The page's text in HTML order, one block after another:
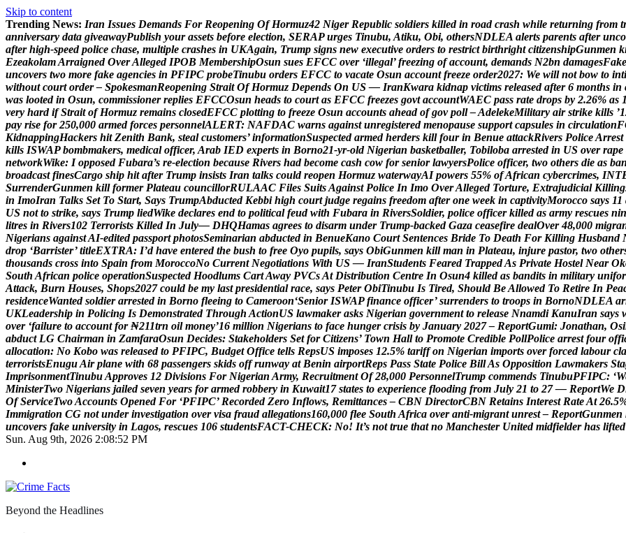
Skip to content
Trending News: Iran Issues Demands For Reopening Of Hormuz42 Niger Republic soldiers killed in road crash while returning from t
anniversary data giveawayPublish your assets before election, SERAP urges Tinubu, Atiku, Obi, othersNDLEA alerts parents after unco
after high-speed police chase, multiple crashes in UKAgain, Trump signs new executive orders to restrict birthright citizenshipGunmen k
EzeakolamArraigned OverAlleged IPOB MembershipOsun sues EFCC over ‘illegal’ freezing of account, demands N2bn damagesFake
uncovers two more fake agencies in PFIPC probeTinubu orders EFCC to vacate Osun account freeze order2027: We will not bow to inti
without court order – SpokesmanReopening Strait Of Hormuz Depends On US — IranKwara kidnap victims released after 6 months in
was looted in Osun, commissioner replies EFCCOsun heads to court as EFCC freezes govt accountWAEC pass rate drops by 2.26% as 1
very hard if Strait of Hormuz remains closedEFCC plotting to freeze Osun accounts ahead of gov poll –AdelekeMilitary air strike kills ’1
pay rise for 250,000 armed forces personnelALERT: NAFDAC warns against unregistered menopause support capsules in circulationF
KidnappingHackers hit Zenith Bank, steal customers’ informationSuspected armed herders kill four in Benue attackRivers PoliceArrest
kills ISWAP bombmakers, medical officer, Arab IED experts in Borno21-yr-old Nigerian basketballer, Tobiloba arrested in US over rape
networkWike: I opposed Fubara’s re-election because Rivers had become cash cow for senior lawyersPolice officer, two others die as ban
broadcast finesCargo ship hit after Trump insists Iran talks could reopen Hormuz waterwayAI powers 55% ofAfrican cybercrimes, INT
SurrenderGunmen kill former Plateau councillorRULAAC Files SuitsAgainst Police In Imo OverAlleged Torture, Extrajudicial Killing
in ImoIran Talks Set To Start, Says TrumpAbducted Kebbi high court judge regains freedom after one week in captivityMorocco says 11
US not to strike, says Trump liedWike declares end to political feud with Fubara in RiversSoldier, police officer killed as army rescues nin
litres in Rivers102 Terrorists Killed In July— DHQHamas agrees to disarm under Trump-backed Gaza ceasefire dealOver 48,000 migra
Nigerians againstAI-edited passport photosSeminarian abducted in BenueKano Court Sentences Bride To Death For Killing Husband
drop ‘Barrister’ titleEXTRA: I’d have entered the bush to free Oyo pupils, says ObiGunmen kill man in Plateau, injure pastor, two other
thousands cross into Spain from MoroccoNo Current Negotiations With US — IranStudents Feared TrappedAs Private Hostel Near Ok
South African police operationSuspected Hoodlums CartAway PVCsAt Distribution Centre In Osun4 killed as bandits in military unifor
Attack, Burn Houses, Shops2027 could be my last presidential race, says Peter ObiTinubu Is Tired, Should BeAllowed To Retire In Pea
residenceWanted soldier arrested in Borno fleeing to Cameroon‘Senior ISWAP finance officer’ surrenders to troops in BornoNDLEA ar
UKLeadership in Policing Is Demonstrated Through ActionUS lawmaker asks Nigerian government to release Nnamdi KanuIran says
over ‘failure to account for ₦211trn oil money’16 million Nigerians to face hunger crisis by January 2027 – ReportGumi: Jonathan, Osi
abduct LG Chairman in ZamfaraOsun Decides: Stakeholders Set for Citizens’ Town Hall to Promote Credible PollPolice arrest four offi
allocation: No Kobo was released to PFIPC, Budget Office tells RepsUS imposes 12.5% tariff on Nigerian imports over forced labour cla
terroristsEnuguAir plane with 68 passengers skids off runway at Benin airportReps Pass State Police BillAs Opposition Lawmakers Sta
ImprisonmentTinubuApproves 12 Divisions For Nigerian Army, Recruitment Of 28,000 PersonnelTrump commends TinubuPFIPC: ‘W
MinisterTwo Nigerians jailed seven years for armed robbery in Kuwait17 states to experience flooding from July 21 to 27 — ReportWe D
Of ServiceTwoAccounts Opened For ‘PFIPC’ Recorded Zero Inflows, Remittances – CBN DirectorCBN Retains Interest RateAt 26.5
Immigration CG not under investigation over visa fraud allegations160,000 flee South Africa over anti-migrant unrest – ReportGunmen
uncovers fake university in Lagos, rescues 106 studentsFACT-CHECK: No! It’s not true that no Manchester United midfielder has lifted
Sun. Aug 9th, 2026 2:08:53 PM
Beyond the Headlines